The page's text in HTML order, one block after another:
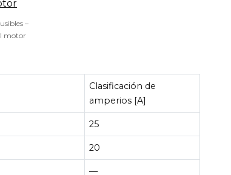
–
motor
Clasificación de
amperios [A]
25
20
—